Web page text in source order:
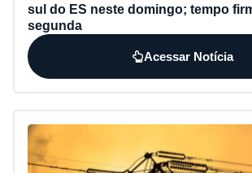
sul do ES neste domingo; tempo
segunda
Acessar Notícia